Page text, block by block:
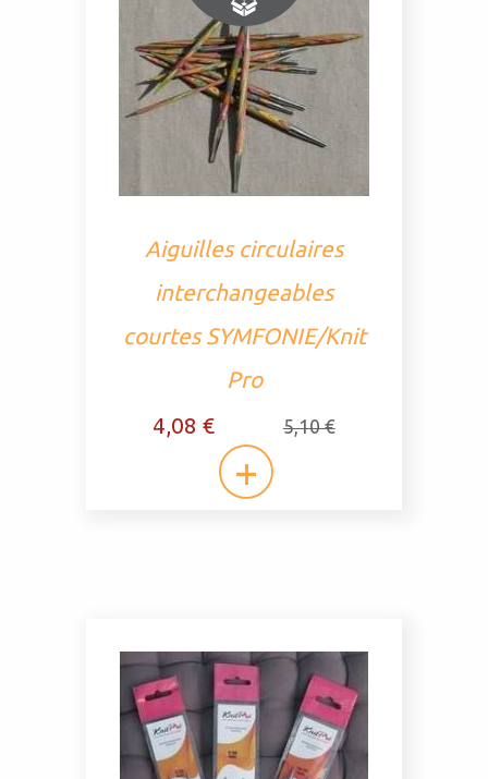
Aiguilles circulaires
interchangeables
courtes SYMFONIE/Knit
Pro
4,08 €
5,10 €